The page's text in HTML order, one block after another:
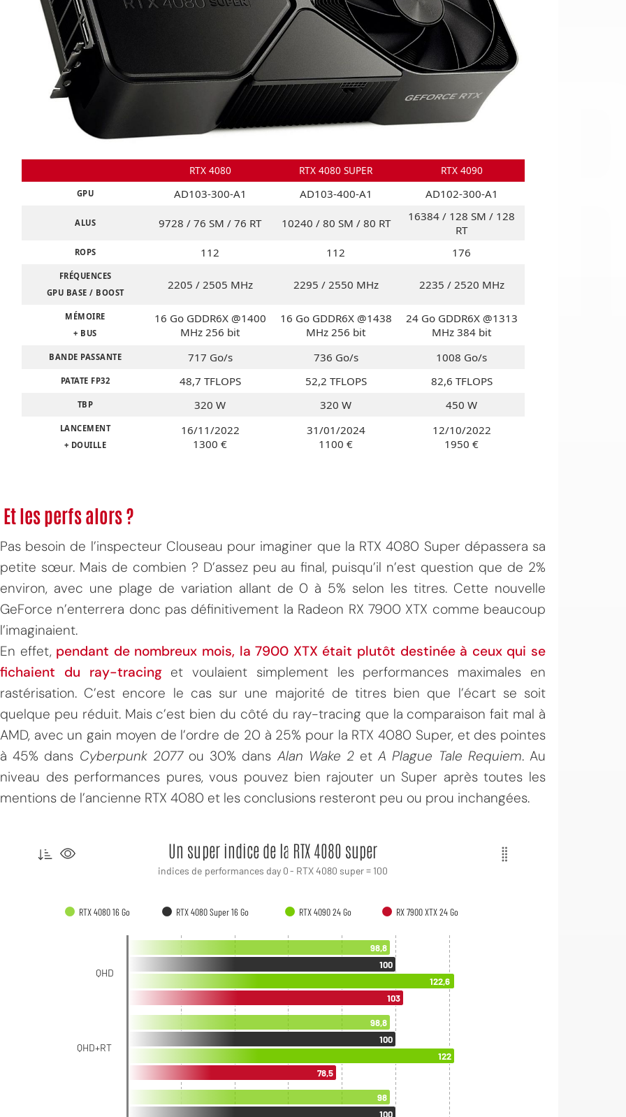
RTX 4080 RTX 4080 SUPER RTX 4090
GPU AD103-300-A1 AD103-400-A1 AD102-300-A1
ALUS 9728 / 76 SM / 76 RT 10240 / 80 SM / 80 RT
16384 / 128 SM / 128
RT
ROPS 112 112 176
FRÉQUENCES
GPU BASE / BOOST
2205 / 2505 MHz 2295 / 2550 MHz 2235 / 2520 MHz
MÉMOIRE
+ BUS
16 Go GDDR6X @1400
MHz 256 bit
16 Go GDDR6X @1438
MHz 256 bit
24 Go GDDR6X @1313
MHz 384 bit
BANDE PASSANTE 717 Go/s 736 Go/s 1008 Go/s
PATATE FP32 48,7 TFLOPS 52,2 TFLOPS 82,6 TFLOPS
TBP 320 W 320 W 450 W
LANCEMENT
+ DOUILLE
16/11/2022
1300 €
31/01/2024
1100 €
12/10/2022
1950 €
Et les perfs alors ?
Pas besoin de l’inspecteur Clouseau pour imaginer que la RTX 4080 Super dépassera sa
petite sœur. Mais de combien ? D’assez peu au final, puisqu’il n’est question que de 2%
environ, avec une plage de variation allant de 0 à 5% selon les titres. Cette nouvelle
GeForce n’enterrera donc pas définitivement la Radeon RX 7900 XTX comme beaucoup
l’imaginaient.
En effet,pendant de nombreux mois, la 7900 XTX était plutôt destinée à ceux qui se
fichaient du ray-tracinget voulaient simplement les performances maximales en
rastérisation. C’est encore le cas sur une majorité de titres bien que l’écart se soit
quelque peu réduit. Mais c’est bien du côté du ray-tracing que la comparaison fait mal à
AMD, avec un gain moyen de l’ordre de 20 à 25% pour la RTX 4080 Super, et des pointes
à 45% dans Cyberpunk 2077ou 30% dans Alan Wake 2etA Plague Tale Requiem. Au
niveau des performances pures, vous pouvez bien rajouter un Super après toutes les
mentions de l’ancienne RTX 4080 et les conclusions resteront peu ou prou inchangées.